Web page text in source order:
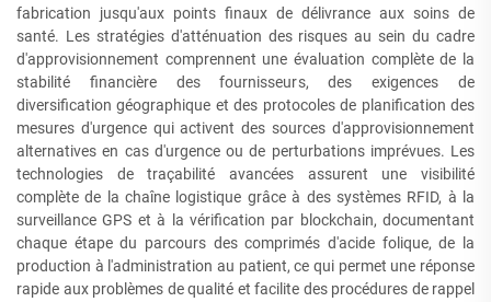
fabrication jusqu'aux points finaux de délivrance aux soins de
santé. Les stratégies d'atténuation des risques au sein du cadre
d'approvisionnement comprennent une évaluation complète de la
stabilité financière des fournisseurs, des exigences de
diversification géographique et des protocoles de planification des
mesures d'urgence qui activent des sources d'approvisionnement
alternatives en cas d'urgence ou de perturbations imprévues. Les
technologies de traçabilité avancées assurent une visibilité
complète de la chaîne logistique grâce à des systèmes RFID, à la
surveillance GPS et à la vérification par blockchain, documentant
chaque étape du parcours des comprimés d'acide folique, de la
production à l'administration au patient, ce qui permet une réponse
rapide aux problèmes de qualité et facilite des procédures de rappel